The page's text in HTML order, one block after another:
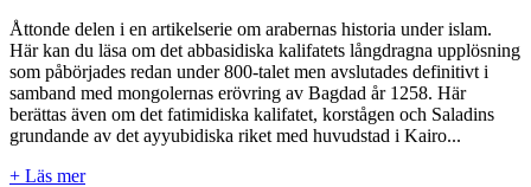
Åttonde delen i en artikelserie om arabernas historia under islam.
Här kan du läsa om det abbasidiska kalifatets långdragna upplösning
som påbörjades redan under 800-talet men avslutades definitivt i
samband med mongolernas erövring av Bagdad år 1258. Här
berättas även om det fatimidiska kalifatet, korstågen och Saladins
grundande av det ayyubidiska riket med huvudstad i Kairo...
+ Läs mer